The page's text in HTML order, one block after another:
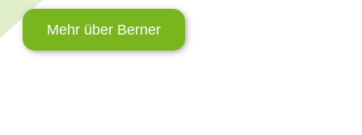
Mehr über Berner